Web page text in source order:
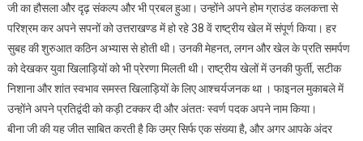
जी का हौसला और दृढ़ संकल्प और भी प्रबल हुआ। उन्होंने अपने होम ग्राउंड कलकत्ता से
परिश्रम कर अपने सपनों को उत्तराखण्ड में हो रहे 38 वें राष्ट्रीय खेल में संपूर्ण किया। हर
सुबह की शुरुआत कठिन अभ्यास से होती थी। उनकी मेहनत, लगन और खेल के प्रति समर्पण
को देखकर युवा खिलाड़ियों को भी प्रेरणा मिलती थी। राष्ट्रीय खेलों में उनकी फुर्ती, सटीक
निशाना और शांत स्वभाव समस्त खिलाड़ियों के लिए आश्चर्यजनक था । फाइनल मुकाबले में
उन्होंने अपने प्रतिद्वंदी को कड़ी टक्कर दी और अंततः स्वर्ण पदक अपने नाम किया।
बीना जी की यह जीत साबित करती है कि उम्र सिर्फ एक संख्या है, और अगर आपके अंदर